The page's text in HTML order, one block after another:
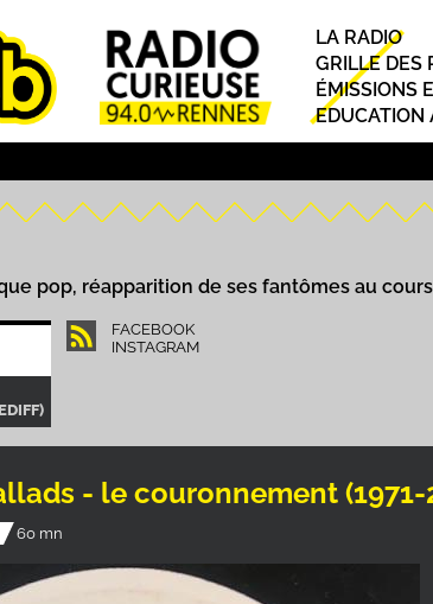
Principal
LA RADIO
GRILLE DES
ÉMISSIONS
EDUCATION
pop, réapparition de ses fantômes au
FACEBOOK
INSTAGRAM
- le couronnement (1971-
60 mn